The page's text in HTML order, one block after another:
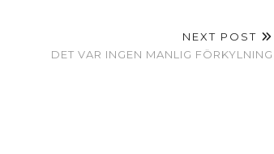
NEXT POST
DET VAR INGEN MANLIG FÖRKYLNING